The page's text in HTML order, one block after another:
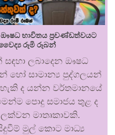
ඖෂධ භාවිතය ප්‍රචණ්ඩත්වයට
රූමි රූබන්
ලබාදෙන ඖෂධ
හෝ සාමාන්‍ය පුද්ගලයන්
ද යන්න වර්තමානයේ
පොදු සමාජය තුළ ද
මාතෘකාවකි.
මුල් කොට මාධ්‍ය